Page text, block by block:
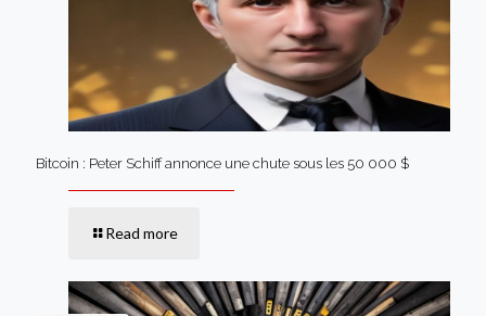
Bitcoin : Peter Schiff annonce une chute sous les 50 000 $
Read more